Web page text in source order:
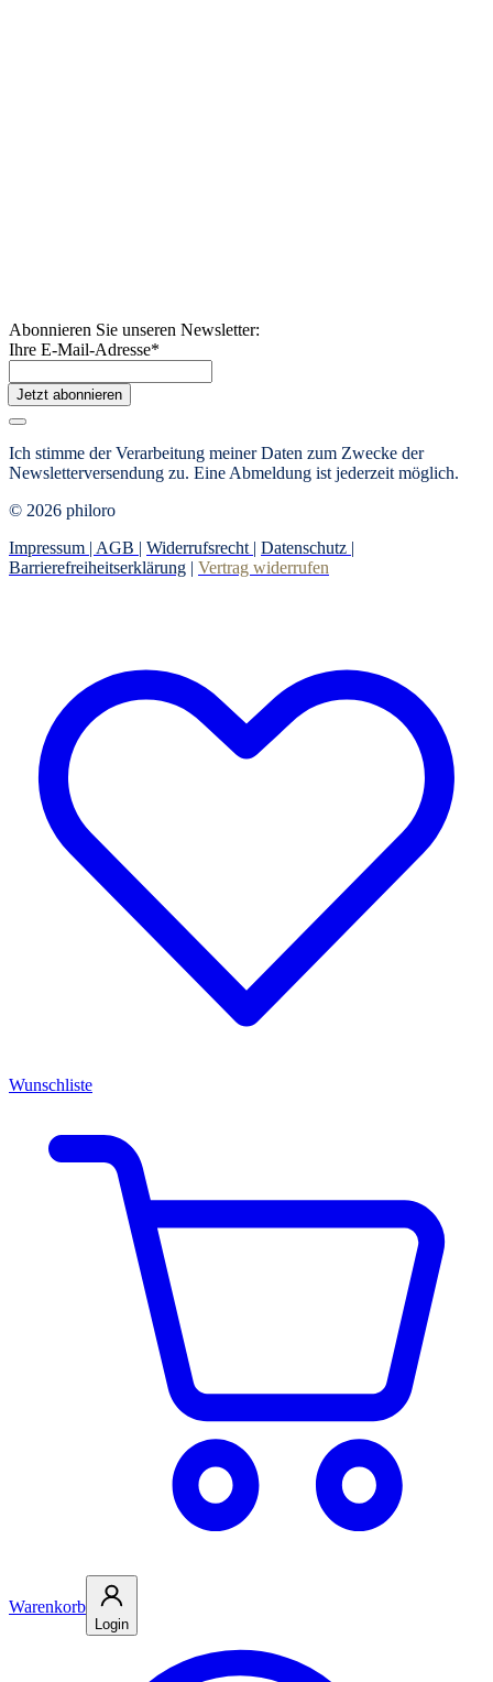
Abonnieren Sie unseren Newsletter:
Ihre E-Mail-Adresse*
Jetzt abonnieren
Ich stimme der Verarbeitung meiner Daten zum Zwecke der
Newsletterversendung zu. Eine Abmeldung ist jederzeit möglich.
© 2026 philoro
Impressum | AGB | Widerrufsrecht | Datenschutz |
Barrierefreiheitserklärung | Vertrag widerrufen
Wunschliste
Warenkorb
Login